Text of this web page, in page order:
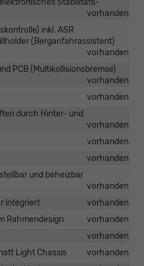
vorhanden
inkl. ASR
(Berganfahrassistent)
vorhanden
PCB (Multikollisionsbremse)
vorhanden
vorhanden
durch Hinter- und
vorhanden
vorhanden
vorhanden
und beheizbar
vorhanden
integriert
vorhanden
Rahmendesign
vorhanden
vorhanden
Light Chassis
vorhanden